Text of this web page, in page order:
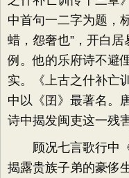
中首句一二字为题，
蜡，怨奢也”，开白居
例。他的乐府诗不避
实。《上古之什补亡
中以《囝》最著名。
诗中揭发闽吏这一残
顾况七言歌行中《
揭露贵族子弟的豪侈